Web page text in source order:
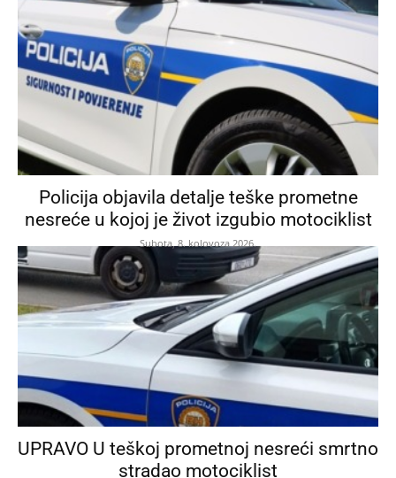
Policija objavila detalje teške prometne
nesreće u kojoj je život izgubio motociklist
Subota, 8. kolovoza 2026.
UPRAVO U teškoj prometnoj nesreći smrtno
stradao motociklist